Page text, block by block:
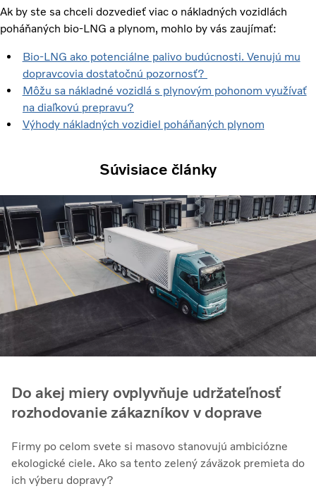
Ak by ste sa chceli dozvedieť viac o nákladných vozidlách
poháňaných bio-LNG a plynom, mohlo by vás zaujímať:
Bio-LNG ako potenciálne palivo budúcnosti. Venujú mu
dopravcovia dostatočnú pozornosť?
Môžu sa nákladné vozidlá s plynovým pohonom využívať
na diaľkovú prepravu?
Výhody nákladných vozidiel poháňaných plynom
Súvisiace články
Do akej miery ovplyvňuje udržateľnosť
rozhodovanie zákazníkov v doprave
Firmy po celom svete si masovo stanovujú ambiciózne
ekologické ciele. Ako sa tento zelený záväzok premieta do
ich výberu dopravy?